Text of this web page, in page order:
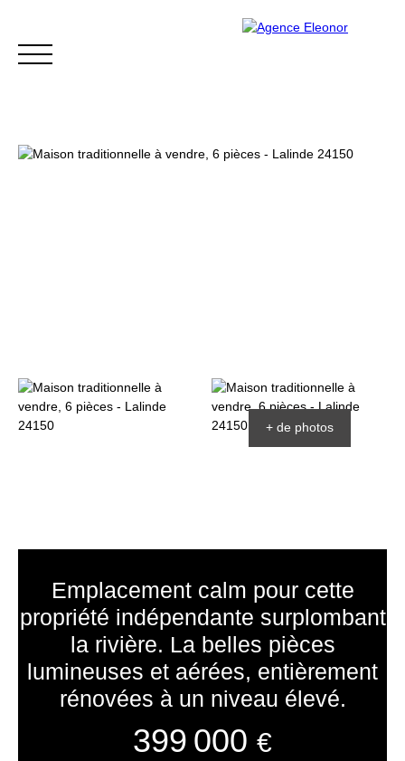
+ de photos
Emplacement calm pour cette
propriété indépendante surplombant
la rivière. La belles pièces
lumineuses et aérées, entièrement
rénovées à un niveau élevé.
399 000 €